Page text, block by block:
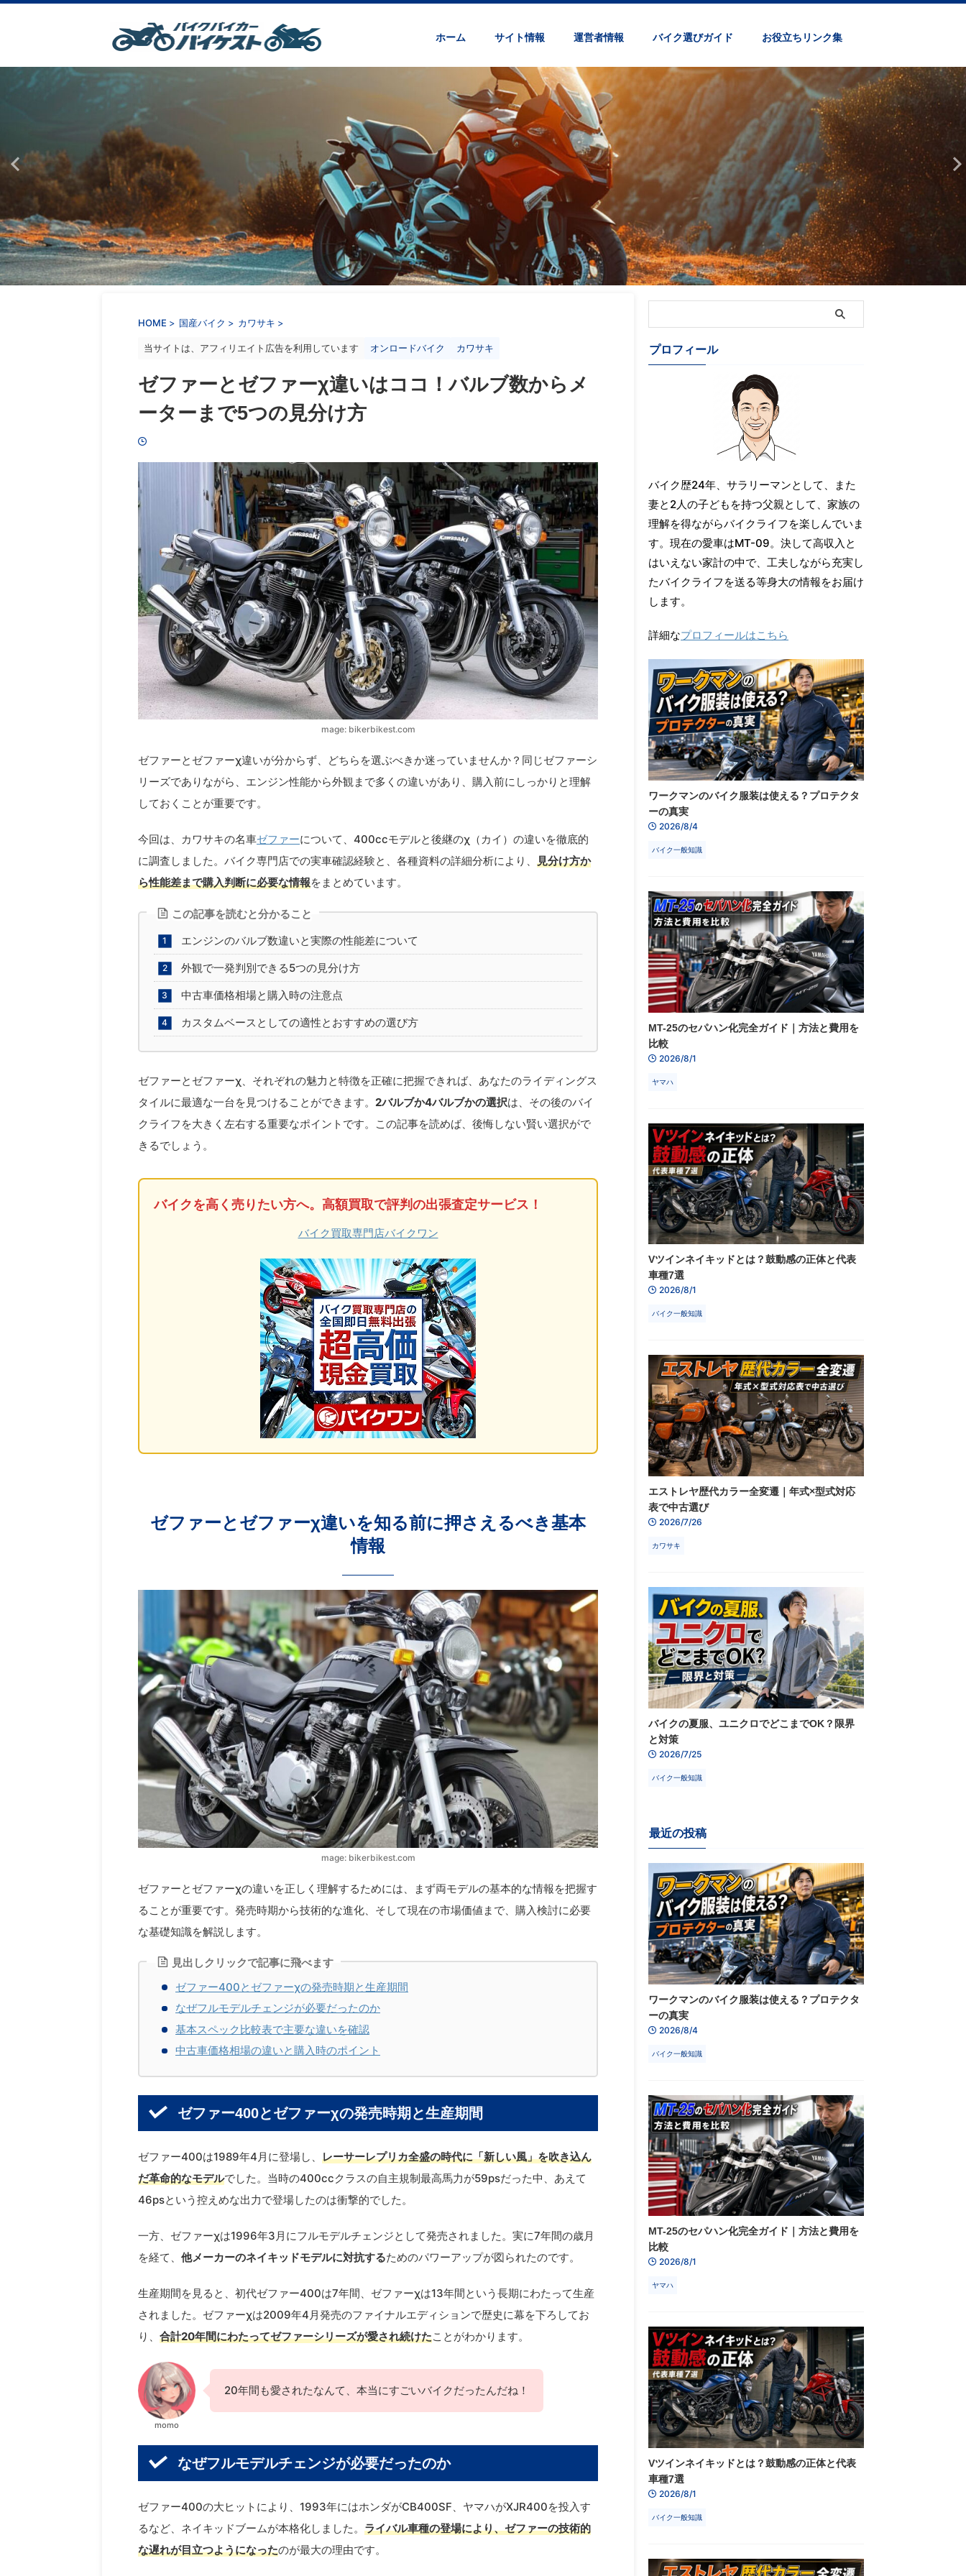
ホーム サイト情報 運営者情報 バイク選びガイド お役立ちリンク集
HOME > 国産バイク > カワサキ >
当サイトは、アフィリエイト広告を利用しています オンロードバイク カワサキ
ゼファーとゼファーχ違いはココ！バルブ数からメ
ーターまで5つの見分け方
mage: bikerbikest.com
ゼファーとゼファーχ違いが分からず、どちらを選ぶべきか迷っていませんか？同じゼファーシ
リーズでありながら、エンジン性能から外観まで多くの違いがあり、購入前にしっかりと理解
しておくことが重要です。
今回は、カワサキの名車ゼファーについて、400ccモデルと後継のχ（カイ）の違いを徹底的
に調査しました。バイク専門店での実車確認経験と、各種資料の詳細分析により、 見分け方か
ら性能差まで購入判断に必要な情報をまとめています。
この記事を読むと分かること
エンジンのバルブ数違いと実際の性能差について
外観で一発判別できる5つの見分け方
中古車価格相場と購入時の注意点
カスタムベースとしての適性とおすすめの選び方
ゼファーとゼファーχ、それぞれの魅力と特徴を正確に把握できれば、あなたのライディングス
タイルに最適な一台を見つけることができます。 2バルブか4バルブかの選択は、その後のバイ
クライフを大きく左右する重要なポイントです。この記事を読めば、後悔しない賢い選択がで
きるでしょう。
バイクを高く売りたい方へ。高額買取で評判の出張査定サービス！
バイク買取専門店バイクワン
ゼファーとゼファーχ違いを知る前に押さえるべき基本
情報
mage: bikerbikest.com
ゼファーとゼファーχの違いを正しく理解するためには、まず両モデルの基本的な情報を把握す
ることが重要です。発売時期から技術的な進化、そして現在の市場価値まで、購入検討に必要
な基礎知識を解説します。
見出しクリックで記事に飛べます
ゼファー400とゼファーχの発売時期と生産期間
なぜフルモデルチェンジが必要だったのか
基本スペック比較表で主要な違いを確認
中古車価格相場の違いと購入時のポイント
ゼファー400とゼファーχの発売時期と生産期間
ゼファー400は1989年4月に登場し、 レーサーレプリカ全盛の時代に「新しい風」を吹き込ん
だ革命的なモデルでした。当時の400ccクラスの自主規制最高馬力が59psだった中、あえて
46psという控えめな出力で登場したのは衝撃的でした。
一方、ゼファーχは1996年3月にフルモデルチェンジとして発売されました。実に7年間の歳月
を経て、 他メーカーのネイキッドモデルに対抗するためのパワーアップが図られたのです。
生産期間を見ると、初代ゼファー400は7年間、ゼファーχは13年間という長期にわたって生産
されました。ゼファーχは2009年4月発売のファイナルエディションで歴史に幕を下ろしてお
り、 合計20年間にわたってゼファーシリーズが愛され続けたことがわかります。
momo
20年間も愛されたなんて、本当にすごいバイクだったんだね！
なぜフルモデルチェンジが必要だったのか
ゼファー400の大ヒットにより、1993年にはホンダがCB400SF、ヤマハがXJR400を投入す
るなど、ネイキッドブームが本格化しました。 ライバル車種の登場により、ゼファーの技術的
な遅れが目立つようになったのが最大の理由です。
プロフィール
バイク歴24年、サラリーマンとして、また
妻と2人の子どもを持つ父親として、家族の
理解を得ながらバイクライフを楽しんでいま
す。現在の愛車はMT-09。決して高収入と
はいえない家計の中で、工夫しながら充実し
たバイクライフを送る等身大の情報をお届け
します。
詳細なプロフィールはこちら
ワークマンのバイク服装は使える？プロテクタ
ーの真実
2026/8/4
バイク一般知識
MT-25のセパハン化完全ガイド｜方法と費用を
比較
2026/8/1
ヤマハ
Vツインネイキッドとは？鼓動感の正体と代表
車種7選
2026/8/1
バイク一般知識
エストレヤ歴代カラー全変遷｜年式×型式対応
表で中古選び
2026/7/26
カワサキ
バイクの夏服、ユニクロでどこまでOK？限界
と対策
2026/7/25
バイク一般知識
最近の投稿
ワークマンのバイク服装は使える？プロテクタ
ーの真実
2026/8/4
バイク一般知識
MT-25のセパハン化完全ガイド｜方法と費用を
比較
2026/8/1
ヤマハ
Vツインネイキッドとは？鼓動感の正体と代表
車種7選
2026/8/1
バイク一般知識